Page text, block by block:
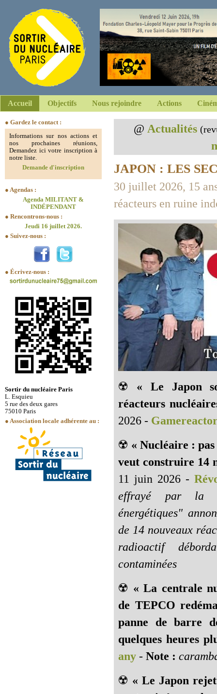
Accueil Objectifs Nous rejoindre Actions
● Gardez le contact :
Informations sur nos actions et
nos prochaines réunions,
Demandez ici votre inscription à
notre liste.
Demande d'inscription
● Agendas :
Agenda MILITANT &
INDÉPENDANT
● Rencontrons-nous :
Jeudi 16 juillet 2026.
● Suivez-nous :
● Écrivez-nous :
Sortir du nucléaire Paris
L. Esquieu
5 rue des deux gares
75010 Paris
● Association locale adhérente au :
@ Actualités
JAPON : LES
30 juillet 2026, 15
réacteurs en ruine
☢️ « Le Japon
réacteurs
2026 -
☢️ « Nucléaire :
veut construire 14
11 juin 2026 -
effrayé par la
énergétiques"
de 14 nouveaux
radioactif
contaminées
☢️ « La centrale
de TEPCO
panne de barre
quelques heures
any - Note :
☢️ « Le Japon